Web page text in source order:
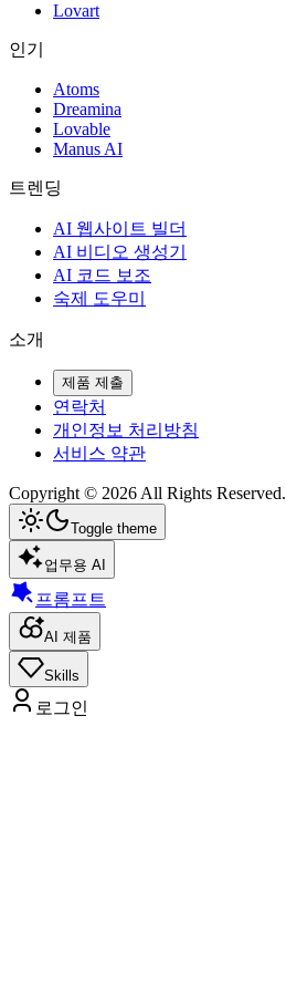
Lovart
인기
Atoms
Dreamina
Lovable
Manus AI
트렌딩
AI 웹사이트 빌더
AI 비디오 생성기
AI 코드 보조
숙제 도우미
소개
제품 제출
연락처
개인정보 처리방침
서비스 약관
Copyright © 2026 All Rights Reserved.
Toggle theme
업무용 AI
프롬프트
AI 제품
Skills
로그인